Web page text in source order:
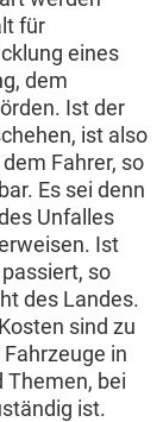
für
eines
dem
Ist der
ist also
Fahrer, so
Es sei denn
Unfalles
Ist
so
des Landes.
sind zu
in
Themen, bei
ist.